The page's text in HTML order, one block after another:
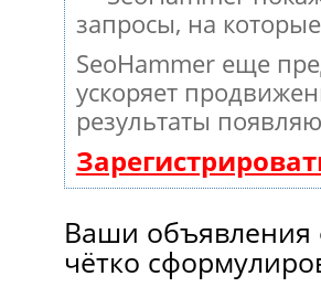
запросы, на
SeoHammer еще
ускоряет
результаты
Ваши объявления
чётко